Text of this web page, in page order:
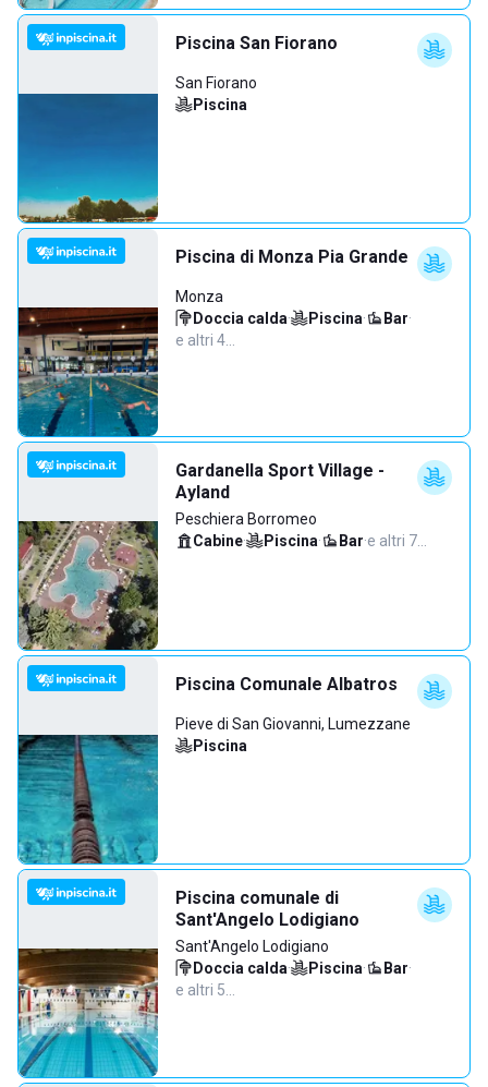
Piscina San Fiorano
San Fiorano
Piscina
Piscina di Monza Pia Grande
Monza
Doccia calda· Piscina· Bar·
e altri 4…
Gardanella Sport Village -
Ayland
Peschiera Borromeo
Cabine· Piscina· Bar·e altri 7…
Piscina Comunale Albatros
Pieve di San Giovanni, Lumezzane
Piscina
Piscina comunale di
Sant'Angelo Lodigiano
Sant'Angelo Lodigiano
Doccia calda· Piscina· Bar·
e altri 5…